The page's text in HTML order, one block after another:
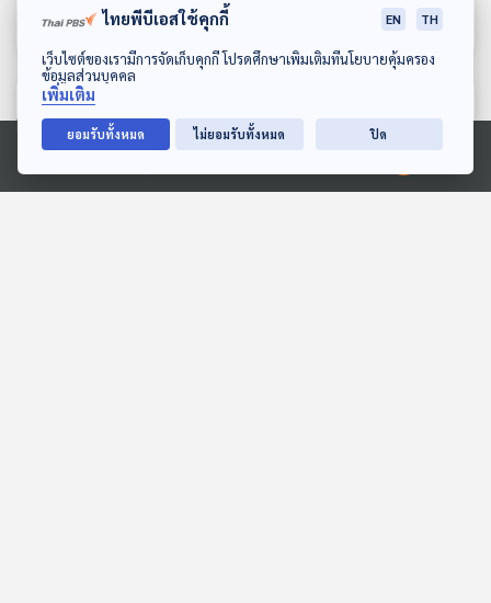
ดาวน์โหลด Thai PBS Podcast Application
Ⓒ 2020 องค์การกระจายเสียงและแพร่ภาพสาธารณะแห่งประเทศไทย
เศรษฐกิจติดบ้าน
ตอนที่เกี่ยวข้อง
ไทยพีบีเอสใช้คุกกี้ EN TH
เว็บไซต์ของเรามีการจัดเก็บคุกกี้ โปรดศึกษาเพิ่มเติมที่นโยบายคุ้มครอง
ข้อมูลส่วนบุคคล
เพิ่มเติม
ยอมรับทั้งหมด ไม่ยอมรับทั้งหมด ปิด